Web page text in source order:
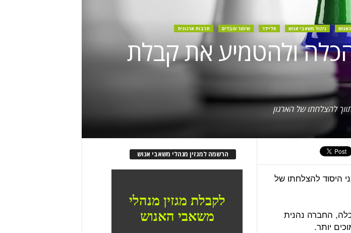
ניהול משאבי אנוש סליידר שימור עובדים תרבות ארגונית
והכלה ולהטמיע את קבלת
להצלחתו של הארגון
היסוד להצלחתו של
החברה נהנית
יותר.
הרשמה למגזין מנהלי משאבי אנוש